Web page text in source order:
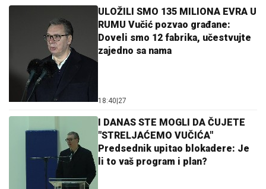
ULOŽILI SMO 135 MILIONA EVRA U
RUMU Vučić pozvao građane:
Doveli smo 12 fabrika, učestvujte
zajedno sa nama
18:40 27
I DANAS STE MOGLI DA ČUJETE
"STRELJAĆEMO VUČIĆA"
Predsednik upitao blokadere: Je
li to vaš program i plan?